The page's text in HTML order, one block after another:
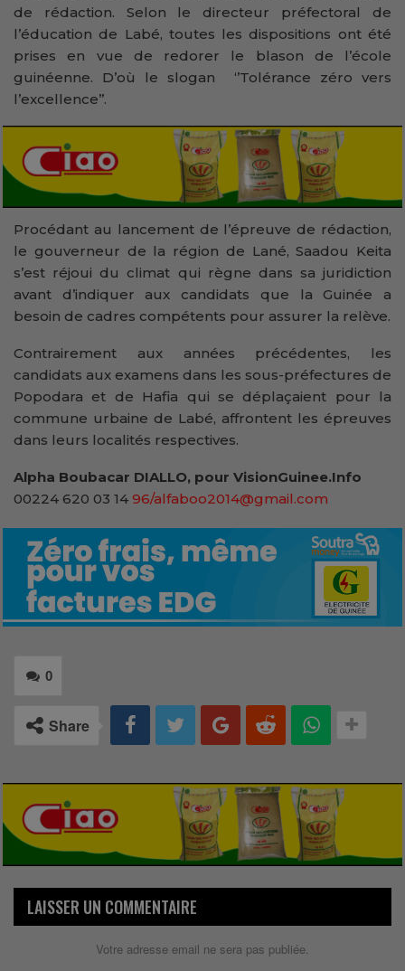
de rédaction. Selon le directeur préfectoral de
l’éducation de Labé, toutes les dispositions ont été
prises en vue de redorer le blason de l’école
guinéenne. D’où le slogan ‘’Tolérance zéro vers
l’excellence’’.
Procédant au lancement de l’épreuve de rédaction,
le gouverneur de la région de Lané, Saadou Keita
s’est réjoui du climat qui règne dans sa juridiction
avant d’indiquer aux candidats que la Guinée a
besoin de cadres compétents pour assurer la relève.
Contrairement aux années précédentes, les
candidats aux examens dans les sous-préfectures de
Popodara et de Hafia qui se déplaçaient pour la
commune urbaine de Labé, affrontent les épreuves
dans leurs localités respectives.
Alpha Boubacar DIALLO, pour VisionGuinee.Info
00224 620 03 14 96/alfaboo2014@gmail.com
0
Share
LAISSER UN COMMENTAIRE
Votre adresse email ne sera pas publiée.